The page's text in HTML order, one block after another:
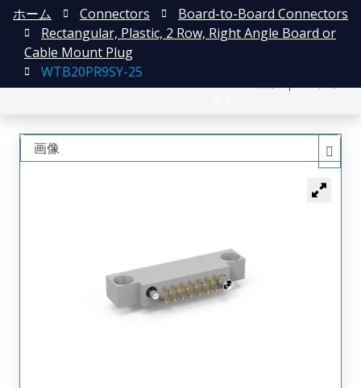
ホーム Connectors
Board-to-Board Connectors
Rectangular, Plastic, 2 Row, Right Angle Board or
Cable Mount Plug
WTB20PR9SY-25
画像